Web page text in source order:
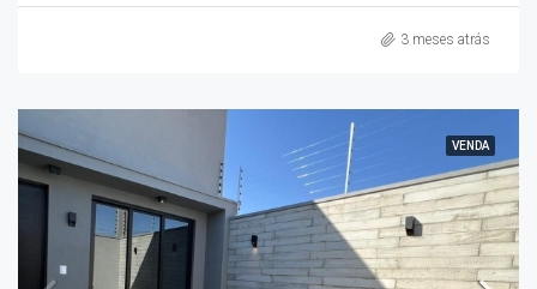
3 meses atrás
VENDA